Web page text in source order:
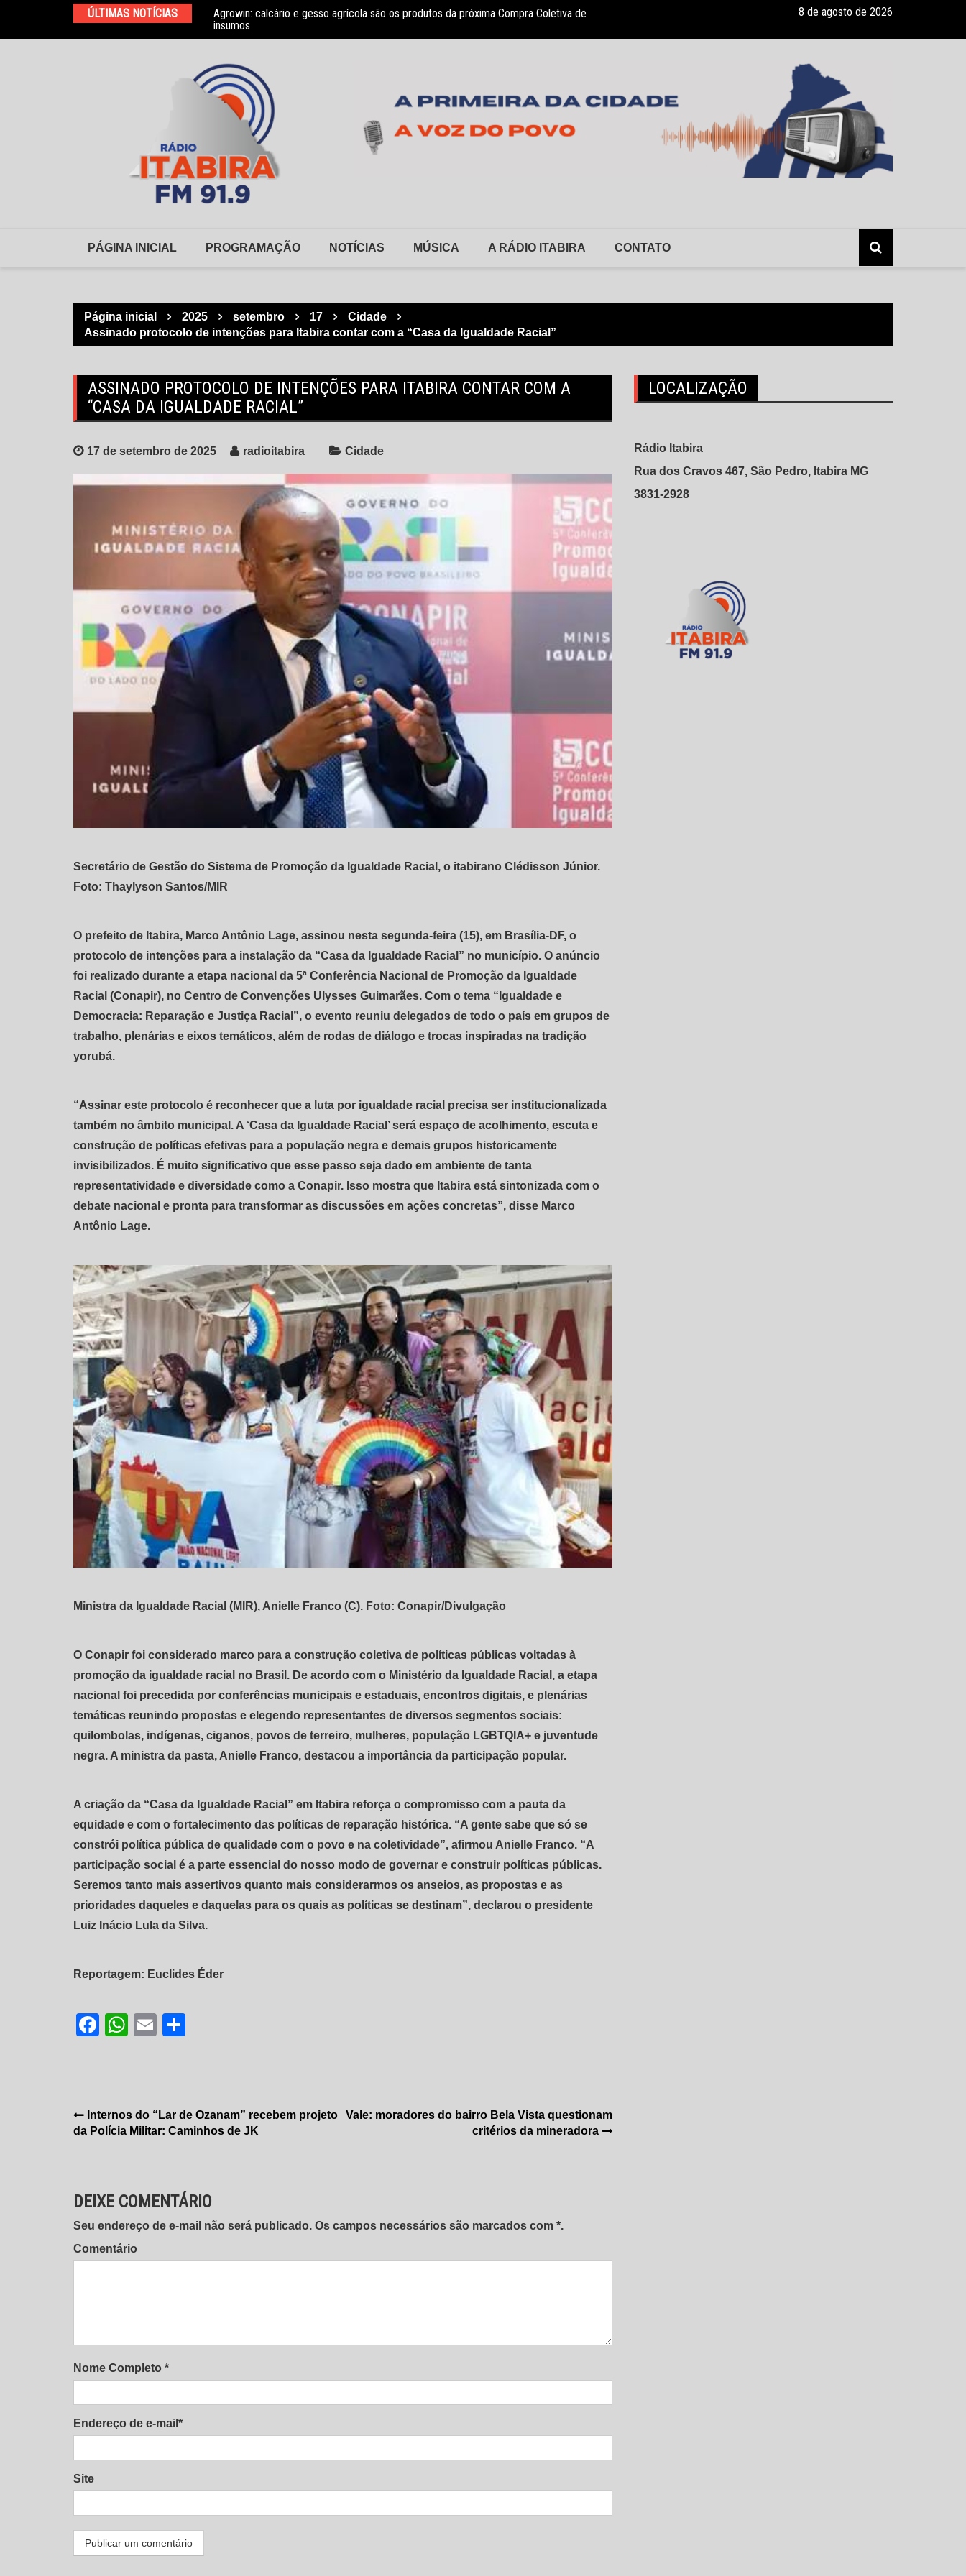
o
ÚLTIMAS NOTÍCIAS
Agrowin: calcário e gesso agrícola são os produtos da próxima Compra Coletiva de
insumos
Novo convênio com a Associação Nosso Lar garante atendimento a crianças com TEA Monlevade recebe pocket-show gratuito “A Bela e a Fera” na 16ª “Diversão
8 de agosto de 2026
PÁGINA INICIAL PROGRAMAÇÃO NOTÍCIAS MÚSICA A RÁDIO ITABIRA CONTATO
Página inicial 2025 setembro 17
Cidade
Assinado protocolo de intenções para Itabira contar com a “Casa da Igualdade Racial”
ASSINADO PROTOCOLO DE INTENÇÕES PARA ITABIRA CONTAR COM A
“CASA DA IGUALDADE RACIAL”
17 de setembro de 2025 radioitabira Cidade
Secretário de Gestão do Sistema de Promoção da Igualdade Racial, o itabirano Clédisson Júnior.
Foto: Thaylyson Santos/MIR
O prefeito de Itabira, Marco Antônio Lage, assinou nesta segunda-feira (15), em Brasília-DF, o
protocolo de intenções para a instalação da “Casa da Igualdade Racial” no município. O anúncio
foi realizado durante a etapa nacional da 5ª Conferência Nacional de Promoção da Igualdade
Racial (Conapir), no Centro de Convenções Ulysses Guimarães. Com o tema “Igualdade e
Democracia: Reparação e Justiça Racial”, o evento reuniu delegados de todo o país em grupos de
trabalho, plenárias e eixos temáticos, além de rodas de diálogo e trocas inspiradas na tradição
yorubá.
“Assinar este protocolo é reconhecer que a luta por igualdade racial precisa ser institucionalizada
também no âmbito municipal. A ‘Casa da Igualdade Racial’ será espaço de acolhimento, escuta e
construção de políticas efetivas para a população negra e demais grupos historicamente
invisibilizados. É muito significativo que esse passo seja dado em ambiente de tanta
representatividade e diversidade como a Conapir. Isso mostra que Itabira está sintonizada com o
debate nacional e pronta para transformar as discussões em ações concretas”, disse Marco
Antônio Lage.
Ministra da Igualdade Racial (MIR), Anielle Franco (C). Foto: Conapir/Divulgação
O Conapir foi considerado marco para a construção coletiva de políticas públicas voltadas à
promoção da igualdade racial no Brasil. De acordo com o Ministério da Igualdade Racial, a etapa
nacional foi precedida por conferências municipais e estaduais, encontros digitais, e plenárias
temáticas reunindo propostas e elegendo representantes de diversos segmentos sociais:
quilombolas, indígenas, ciganos, povos de terreiro, mulheres, população LGBTQIA+ e juventude
negra. A ministra da pasta, Anielle Franco, destacou a importância da participação popular.
A criação da “Casa da Igualdade Racial” em Itabira reforça o compromisso com a pauta da
equidade e com o fortalecimento das políticas de reparação histórica. “A gente sabe que só se
constrói política pública de qualidade com o povo e na coletividade”, afirmou Anielle Franco. “A
participação social é a parte essencial do nosso modo de governar e construir políticas públicas.
Seremos tanto mais assertivos quanto mais considerarmos os anseios, as propostas e as
prioridades daqueles e daquelas para os quais as políticas se destinam”, declarou o presidente
Luiz Inácio Lula da Silva.
Reportagem: Euclides Éder
Facebook
WhatsApp
Email
Navegação
de
Internos do “Lar de Ozanam” recebem projeto
da Polícia Militar: Caminhos de JK
Vale: moradores do bairro Bela Vista questionam
critérios da mineradora
DEIXE COMENTÁRIO
Seu endereço de e-mail não será publicado. Os campos necessários são marcados com *.
Comentário
Nome Completo *
Endereço de e-mail*
Site
LOCALIZAÇÃO
Rádio Itabira
Rua dos Cravos 467, São Pedro, Itabira MG
3831-2928